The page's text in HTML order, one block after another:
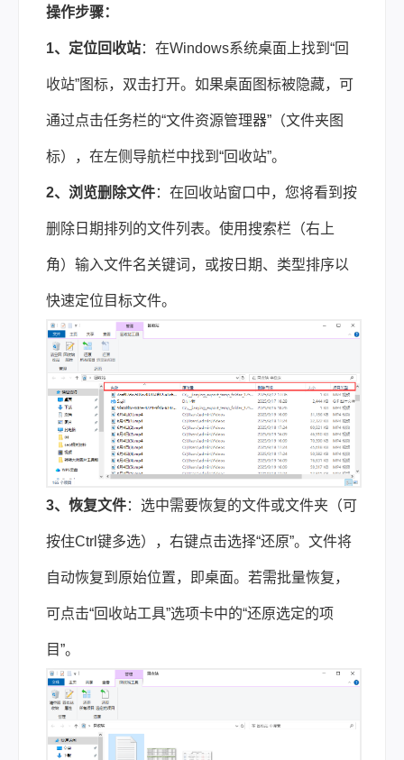
操作步骤：
1、定位回收站：在Windows系统桌面上找到“回
收站”图标，双击打开。如果桌面图标被隐藏，可
通过点击任务栏的“文件资源管理器”（文件夹图
标），在左侧导航栏中找到“回收站”。
2、浏览删除文件：在回收站窗口中，您将看到按
删除日期排列的文件列表。使用搜索栏（右上
角）输入文件名关键词，或按日期、类型排序以
快速定位目标文件。
3、恢复文件：选中需要恢复的文件或文件夹（可
按住Ctrl键多选），右键点击选择“还原”。文件将
自动恢复到原始位置，即桌面。若需批量恢复，
可点击“回收站工具”选项卡中的“还原选定的项
目”。